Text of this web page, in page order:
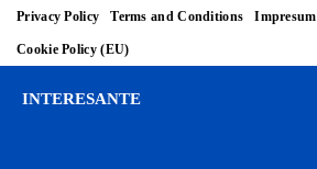
Privacy Policy Terms and Conditions Impresum
Cookie Policy (EU)
INTERESANTE